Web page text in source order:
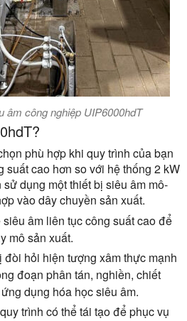
âm công nghiệp UIP6000hdT
phù hợp khi quy trình của bạn
suất cao hơn so với hệ thống 2 kW
dụng một thiết bị siêu âm mô-
vào dây chuyền sản xuất.
âm liên tục công suất cao để
mô sản xuất.
đòi hỏi hiện tượng xâm thực mạnh
đoạn phân tán, nghiền, chiết
dụng hóa học siêu âm.
trình có thể tái tạo để phục vụ